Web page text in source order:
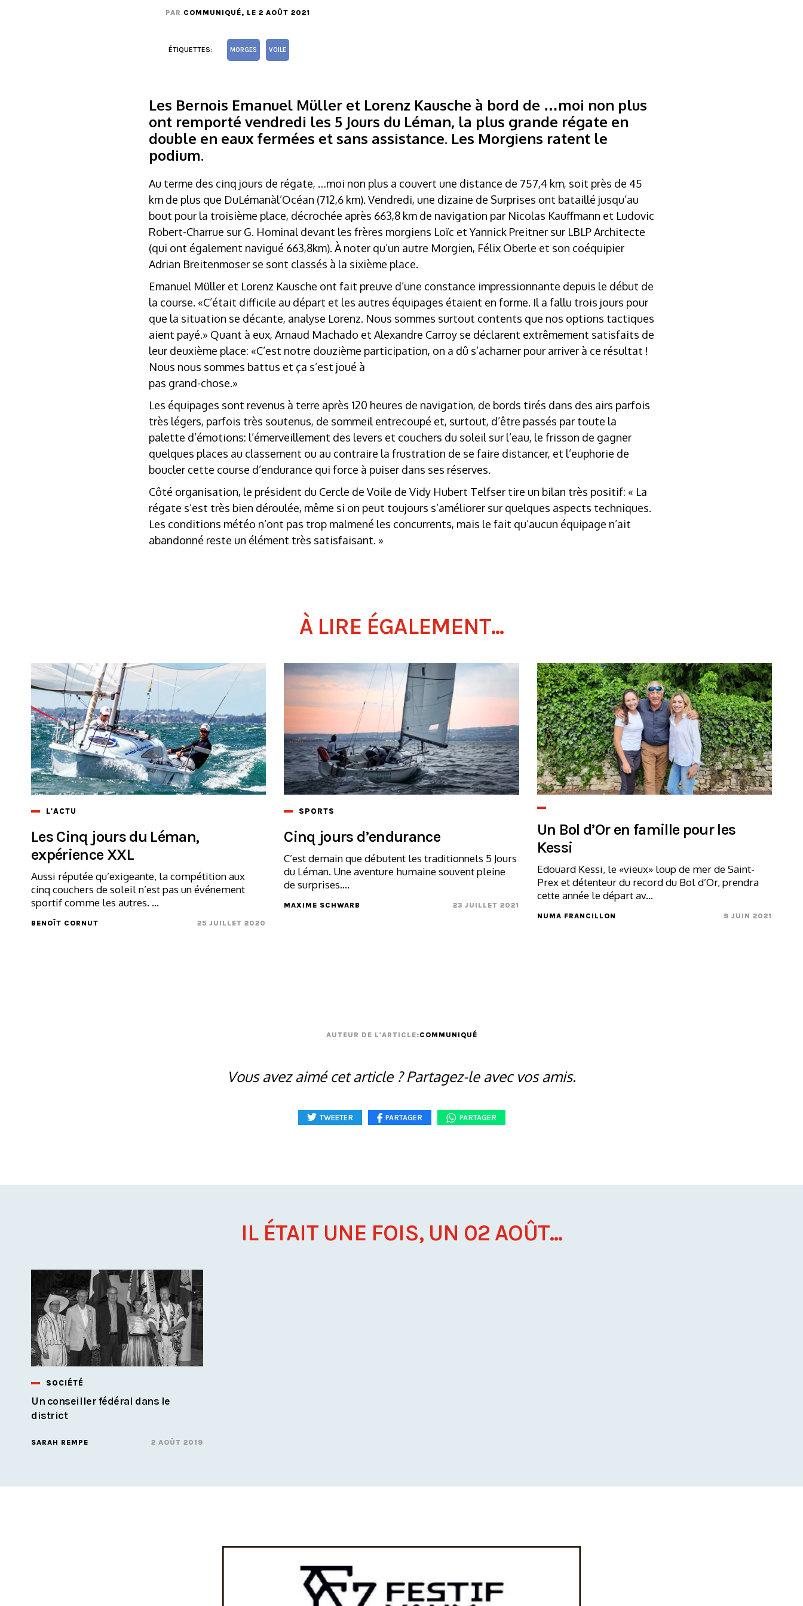
PAR COMMUNIQUÉ, LE 2 AOÛT 2021
ÉTIQUETTES: MORGES VOILE
Les Bernois Emanuel Müller et Lorenz Kausche à bord de …moi non plus
ont remporté vendredi les 5 Jours du Léman, la plus grande régate en
double en eaux fermées et sans assistance. Les Morgiens ratent le
podium.
Au terme des cinq jours de régate, …moi non plus a couvert une distance de 757,4 km, soit près de 45
km de plus que DuLémanàl’Océan (712,6 km). Vendredi, une dizaine de Surprises ont bataillé jusqu’au
bout pour la troisième place, décrochée après 663,8 km de navigation par Nicolas Kauffmann et Ludovic
Robert-Charrue sur G. Hominal devant les frères morgiens Loïc et Yannick Preitner sur LBLP Architecte
(qui ont également navigué 663,8km). À noter qu’un autre Morgien, Félix Oberle et son coéquipier
Adrian Breitenmoser se sont classés à la sixième place.
Emanuel Müller et Lorenz Kausche ont fait preuve d’une constance impressionnante depuis le début de
la course. «C’était difficile au départ et les autres équipages étaient en forme. Il a fallu trois jours pour
que la situation se décante, analyse Lorenz. Nous sommes surtout contents que nos options tactiques
aient payé.» Quant à eux, Arnaud Machado et Alexandre Carroy se déclarent extrêmement satisfaits de
leur deuxième place: «C’est notre douzième participation, on a dû s’acharner pour arriver à ce résultat !
Nous nous sommes battus et ça s’est joué à
pas grand-chose.»
Les équipages sont revenus à terre après 120 heures de navigation, de bords tirés dans des airs parfois
très légers, parfois très soutenus, de sommeil entrecoupé et, surtout, d’être passés par toute la
palette d’émotions: l’émerveillement des levers et couchers du soleil sur l’eau, le frisson de gagner
quelques places au classement ou au contraire la frustration de se faire distancer, et l’euphorie de
boucler cette course d’endurance qui force à puiser dans ses réserves.
Côté organisation, le président du Cercle de Voile de Vidy Hubert Telfser tire un bilan très positif: « La
régate s’est très bien déroulée, même si on peut toujours s’améliorer sur quelques aspects techniques.
Les conditions météo n’ont pas trop malmené les concurrents, mais le fait qu’aucun équipage n’ait
abandonné reste un élément très satisfaisant. »
À LIRE ÉGALEMENT...
L'ACTU
Les Cinq jours du Léman,
expérience XXL
Aussi réputée qu’exigeante, la compétition aux
cinq couchers de soleil n’est pas un événement
sportif comme les autres. ...
BENOÎT CORNUT 25 JUILLET 2020
SPORTS
Cinq jours d’endurance
C’est demain que débutent les traditionnels 5 Jours
du Léman. Une aventure humaine souvent pleine
de surprises....
MAXIME SCHWARB 23 JUILLET 2021
Un Bol d’Or en famille pour les
Kessi
Edouard Kessi, le «vieux» loup de mer de Saint-
Prex et détenteur du record du Bol d’Or, prendra
cette année le départ av...
NUMA FRANCILLON 9 JUIN 2021
AUTEUR DE L'ARTICLE:COMMUNIQUÉ
Vous avez aimé cet article ? Partagez-le avec vos amis.
TWEETER PARTAGER PARTAGER
IL ÉTAIT UNE FOIS, UN 02 AOÛT...
SOCIÉTÉ
Un conseiller fédéral dans le
district
SARAH REMPE 2 AOÛT 2019